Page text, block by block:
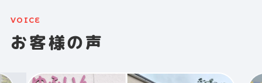
VOICE
お客様の声